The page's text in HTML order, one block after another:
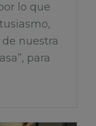
lo que
nuestra
para